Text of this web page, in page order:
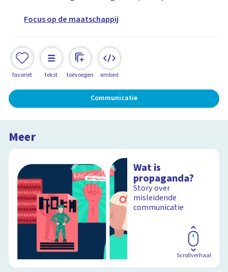
Focus op de maatschappij
favoriet tekst toevoegen embed
Communicatie
Meer
Wat is
propaganda?
Story over
misleidende
communicatie
Scrollverhaal